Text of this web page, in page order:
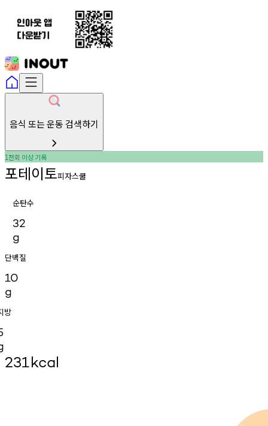
음식 또는 운동 검색하기
1천회 이상기록
포테이토피자스쿨
순탄수
32
g
단백질
10
g
방
231kcal